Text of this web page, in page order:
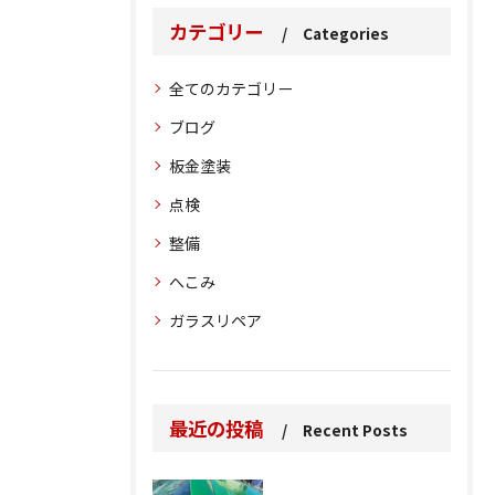
カテゴリー Categories
全てのカテゴリー
ブログ
板金塗装
点検
整備
へこみ
ガラスリペア
最近の投稿 Recent Posts